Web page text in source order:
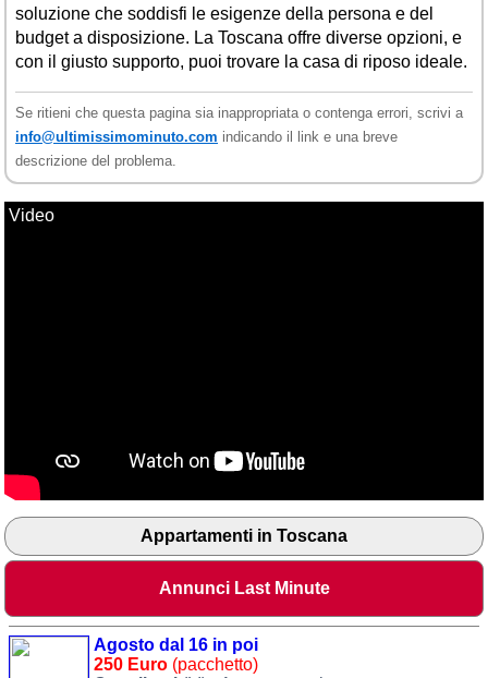
soluzione che soddisfi le esigenze della persona e del
budget a disposizione. La Toscana offre diverse opzioni, e
con il giusto supporto, puoi trovare la casa di riposo ideale.
Se ritieni che questa pagina sia inappropriata o contenga errori, scrivi a
info@ultimissimominuto.com indicando il link e una breve
descrizione del problema.
Video
Appartamenti in Toscana
Annunci Last Minute
Agosto dal 16 in poi
250 Euro (pacchetto)